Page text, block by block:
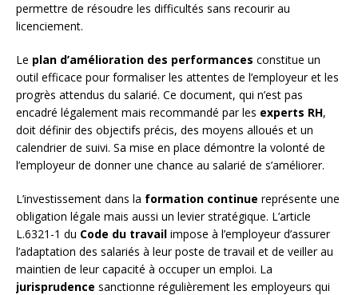
permettre de résoudre les difficultés sans recourir au
licenciement.
Le plan d’amélioration des performances constitue un
outil efficace pour formaliser les attentes de l’employeur et les
progrès attendus du salarié. Ce document, qui n’est pas
encadré légalement mais recommandé par les experts RH,
doit définir des objectifs précis, des moyens alloués et un
calendrier de suivi. Sa mise en place démontre la volonté de
l’employeur de donner une chance au salarié de s’améliorer.
L’investissement dans la formation continue représente une
obligation légale mais aussi un levier stratégique. L’article
L.6321-1 du Code du travail impose à l’employeur d’assurer
l’adaptation des salariés à leur poste de travail et de veiller au
maintien de leur capacité à occuper un emploi. La
jurisprudence sanctionne régulièrement les employeurs qui